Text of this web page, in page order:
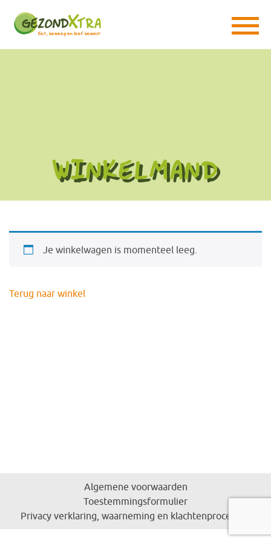
WINKELMAND
Je winkelwagen is momenteel leeg.
Terug naar winkel
Algemene voorwaarden
Toestemmingsformulier
Privacy verklaring, waarneming en klachtenprocedure